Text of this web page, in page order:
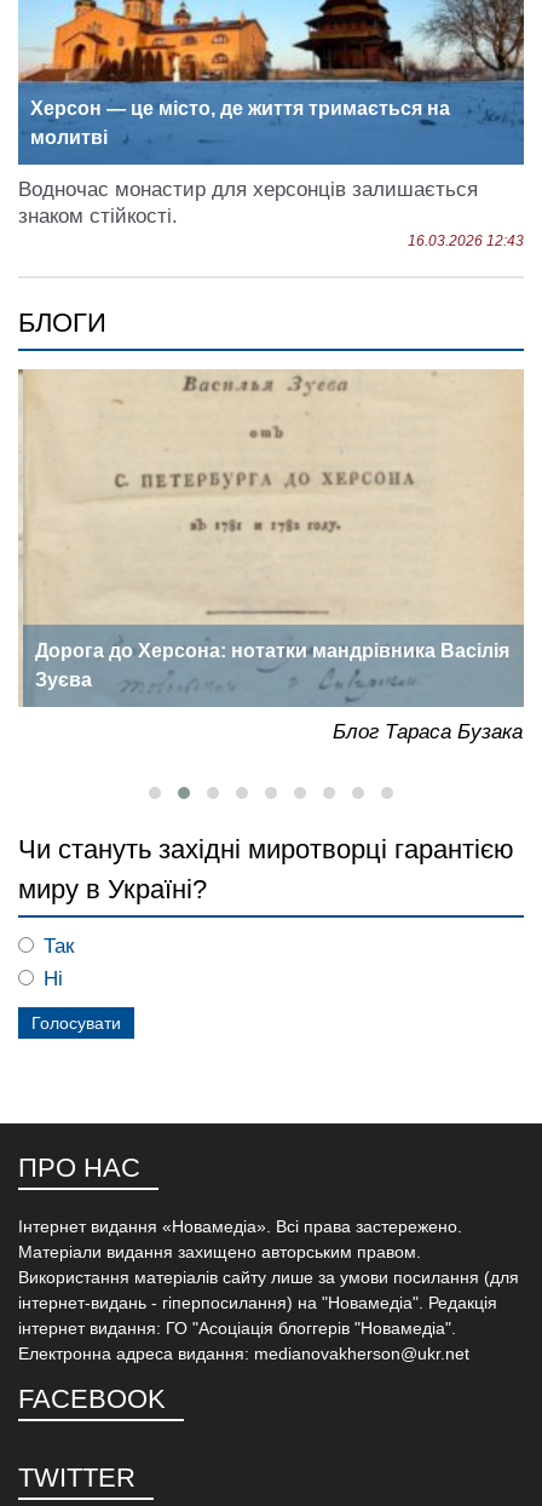
Херсон — це місто, де життя тримається на
молитві
Водночас монастир для херсонців залишається
знаком стійкості.
16.03.2026 12:43
БЛОГИ
Дорога до Херсона: нотатки мандрівника Васілія
Зуєва
Блог Тараса Бузака
Чи стануть західні миротворці гарантією
миру в Україні?
Так
Ні
ПРО НАС
Інтернет видання «Новамедіа». Всі права застережено.
Матеріали видання захищено авторським правом.
Використання матеріалів сайту лише за умови посилання (для
інтернет-видань - гіперпосилання) на "Новамедіа". Редакція
інтернет видання: ГО "Асоціація блоггерів "Новамедіа".
Електронна адреса видання: medianovakherson@ukr.net
FACEBOOK
TWITTER